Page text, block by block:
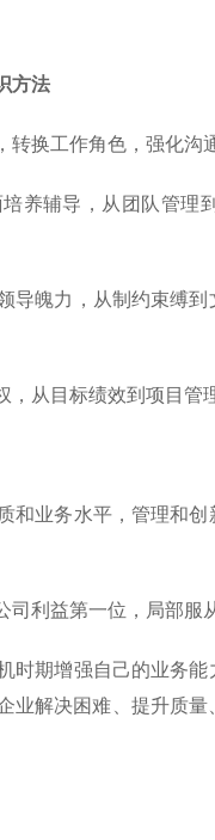
方法
换工作角色，强化沟
养辅导，从团队管理
魄力，从制约束缚
从目标绩效到项目管
业务水平，管理和
利益第一位，局部服
期增强自己的业务
业解决困难、提升质